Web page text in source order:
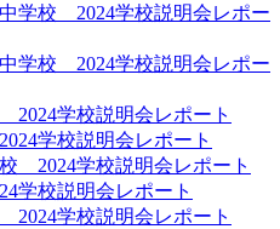
中学校 2024学校説明会レポー
中学校 2024学校説明会レポー
2024学校説明会レポート
2024学校説明会レポート
校 2024学校説明会レポート
学校説明会レポート
2024学校説明会レポート